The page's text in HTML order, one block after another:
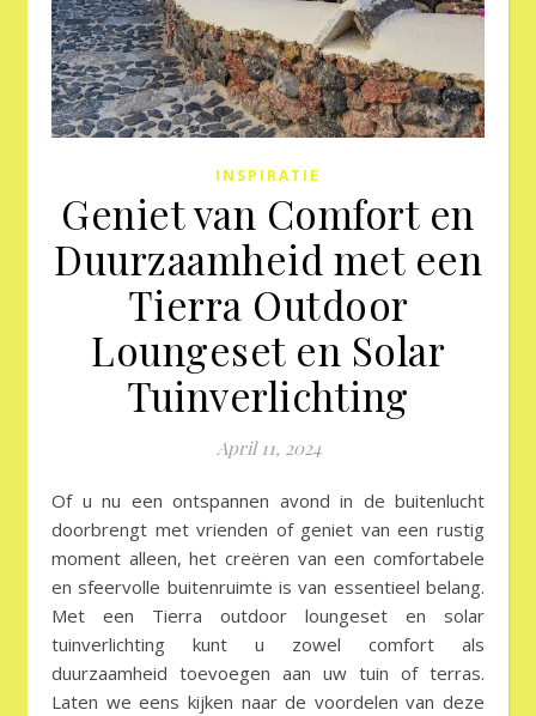
INSPIRATIE
Geniet van Comfort en
Duurzaamheid met een
Tierra Outdoor
Loungeset en Solar
Tuinverlichting
April 11, 2024
Of u nu een ontspannen avond in de buitenlucht
doorbrengt met vrienden of geniet van een rustig
moment alleen, het creëren van een comfortabele
en sfeervolle buitenruimte is van essentieel belang.
Met een Tierra outdoor loungeset en solar
tuinverlichting kunt u zowel comfort als
duurzaamheid toevoegen aan uw tuin of terras.
Laten we eens kijken naar de voordelen van deze